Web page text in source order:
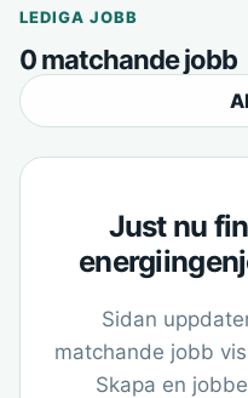
LEDIGA JOBB
0 matchande jobb
Just nu
Sidan
matchande jobb
Skapa en